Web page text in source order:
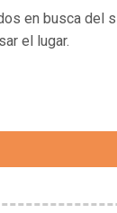
en busca del
el lugar.